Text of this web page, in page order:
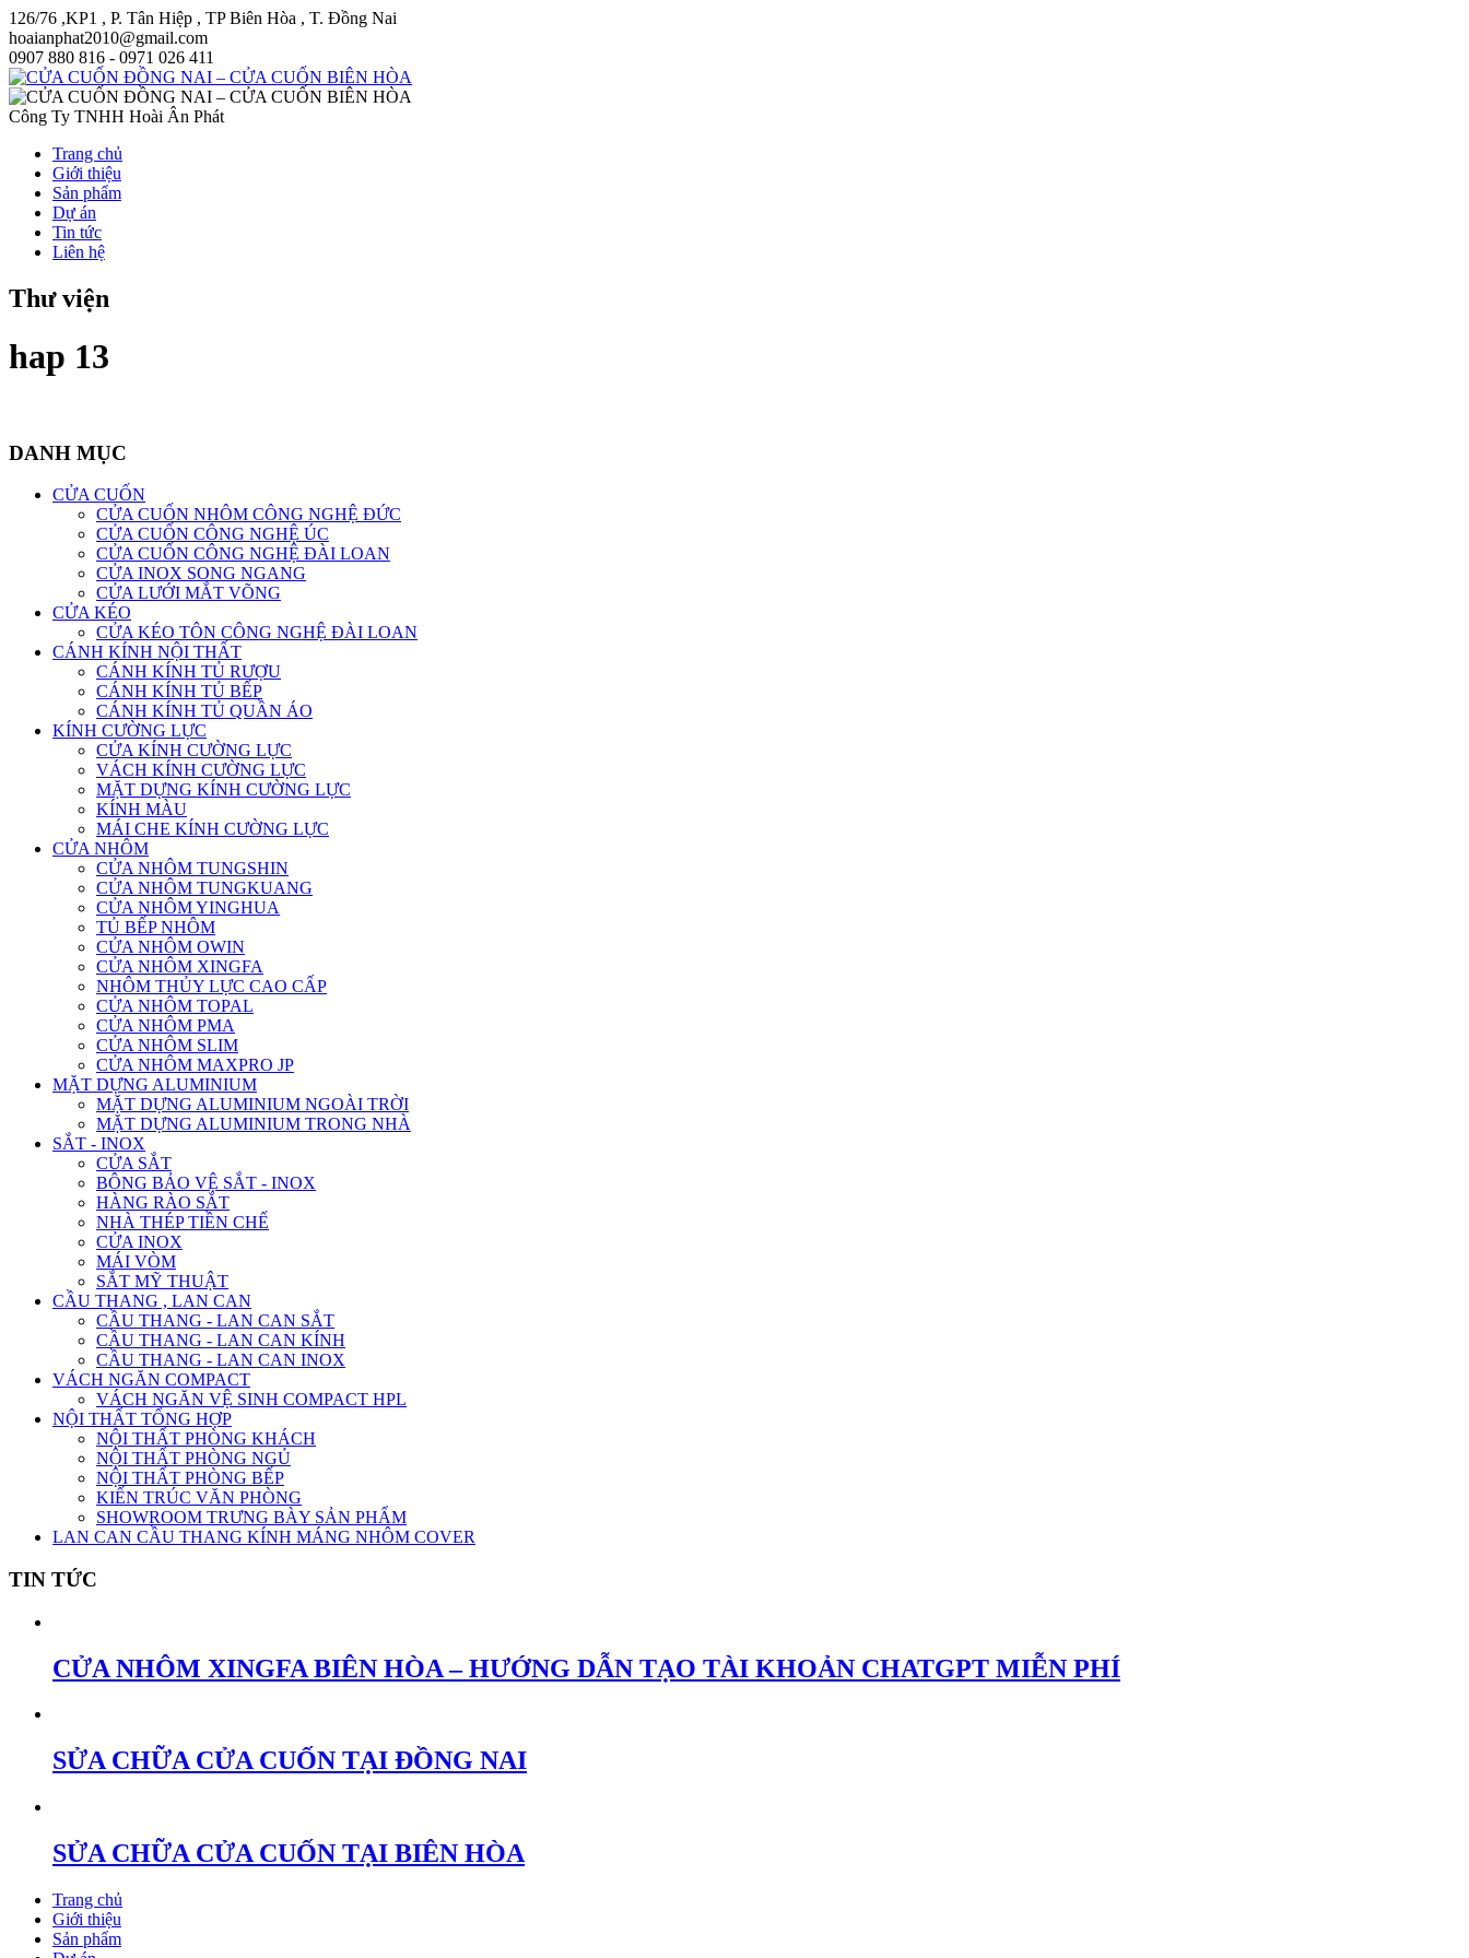
126/76 ,KP1 , P. Tân Hiệp , TP Biên Hòa , T. Đồng Nai
hoaianphat2010@gmail.com
0907 880 816 - 0971 026 411
Công Ty TNHH Hoài Ân Phát
Trang chủ
Giới thiệu
Sản phẩm
Dự án
Tin tức
Liên hệ
Thư viện
hap 13
DANH MỤC
CỬA CUỐN
CỬA CUỐN NHÔM CÔNG NGHỆ ĐỨC
CỬA CUỐN CÔNG NGHỆ ÚC
CỬA CUỐN CÔNG NGHỆ ĐÀI LOAN
CỬA INOX SONG NGANG
CỬA LƯỚI MẮT VÕNG
CỬA KÉO
CỬA KÉO TÔN CÔNG NGHỆ ĐÀI LOAN
CÁNH KÍNH NỘI THẤT
CÁNH KÍNH TỦ RƯỢU
CÁNH KÍNH TỦ BẾP
CÁNH KÍNH TỦ QUẦN ÁO
KÍNH CƯỜNG LỰC
CỬA KÍNH CƯỜNG LỰC
VÁCH KÍNH CƯỜNG LỰC
MẶT DỰNG KÍNH CƯỜNG LỰC
KÍNH MÀU
MÁI CHE KÍNH CƯỜNG LỰC
CỬA NHÔM
CỬA NHÔM TUNGSHIN
CỬA NHÔM TUNGKUANG
CỬA NHÔM YINGHUA
TỦ BẾP NHÔM
CỬA NHÔM OWIN
CỬA NHÔM XINGFA
NHÔM THỦY LỰC CAO CẤP
CỬA NHÔM TOPAL
CỬA NHÔM PMA
CỬA NHÔM SLIM
CỬA NHÔM MAXPRO JP
MẶT DỰNG ALUMINIUM
MẶT DỰNG ALUMINIUM NGOÀI TRỜI
MẶT DỰNG ALUMINIUM TRONG NHÀ
SẮT - INOX
CỬA SẮT
BÔNG BẢO VỆ SẮT - INOX
HÀNG RÀO SẮT
NHÀ THÉP TIỀN CHẾ
CỬA INOX
MÁI VÒM
SẮT MỸ THUẬT
CẦU THANG , LAN CAN
CẦU THANG - LAN CAN SẮT
CẦU THANG - LAN CAN KÍNH
CẦU THANG - LAN CAN INOX
VÁCH NGĂN COMPACT
VÁCH NGĂN VỆ SINH COMPACT HPL
NỘI THẤT TỔNG HỢP
NỘI THẤT PHÒNG KHÁCH
NỘI THẤT PHÒNG NGỦ
NỘI THẤT PHÒNG BẾP
KIẾN TRÚC VĂN PHÒNG
SHOWROOM TRƯNG BÀY SẢN PHẨM
LAN CAN CẦU THANG KÍNH MÁNG NHÔM COVER
TIN TỨC
CỬA NHÔM XINGFA BIÊN HÒA – HƯỚNG DẪN TẠO TÀI KHOẢN CHATGPT MIỄN PHÍ
SỬA CHỮA CỬA CUỐN TẠI ĐỒNG NAI
SỬA CHỮA CỬA CUỐN TẠI BIÊN HÒA
Trang chủ
Giới thiệu
Sản phẩm